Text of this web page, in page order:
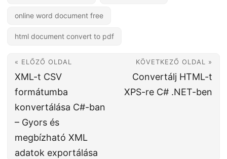
online word document free
html document convert to pdf
« ELŐZŐ OLDAL
XML-t CSV
formátumba
konvertálása C#-ban
– Gyors és
megbízható XML
adatok exportálása
KÖVETKEZŐ OLDAL »
Convertálj HTML-t
XPS-re C# .NET-ben